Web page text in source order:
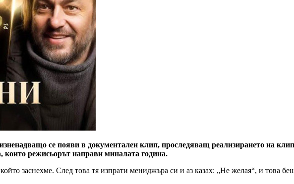
се появи в документален клип, проследяващ реализирането на
които режисьорът направи миналата година.
заснехме. След това тя изпрати мениджъра си и аз казах: „Не желая“, и това